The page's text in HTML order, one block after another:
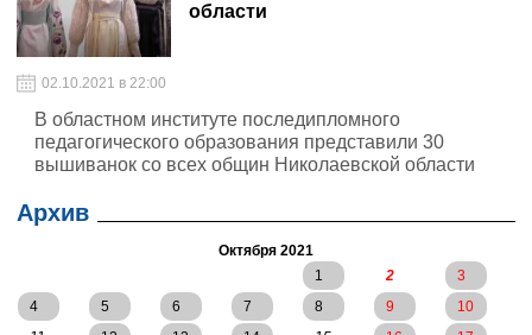
области
02.10.2021 в 22:00
В областном институте последипломного
педагогического образования представили 30
вышиванок cо всех общин Николаевской области
Архив
Октября 2021
1
2
3
4
5 6 7 8 9
10